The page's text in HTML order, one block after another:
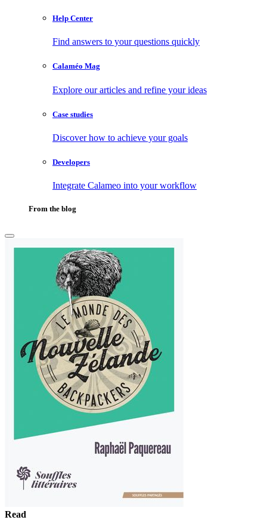
Help Center
Find answers to your questions quickly
Calaméo Mag
Explore our articles and refine your ideas
Case studies
Discover how to achieve your goals
Developers
Integrate Calameo into your workflow
From the blog
Read